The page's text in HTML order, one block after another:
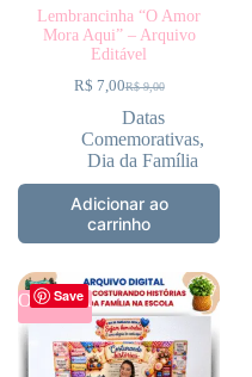
Lembrancinha “O Amor
Mora Aqui” – Arquivo
Editável
R$9,00
R$ 7,00
Datas
Comemorativas,
Dia da Família
Adicionar ao
carrinho
Save
OFERTA